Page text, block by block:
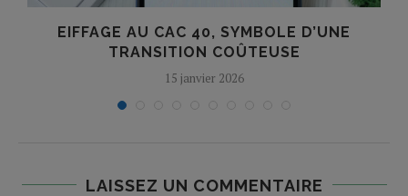
EIFFAGE AU CAC 40, SYMBOLE D’UNE
TRANSITION COÛTEUSE
15 janvier 2026
LAISSEZ UN COMMENTAIRE